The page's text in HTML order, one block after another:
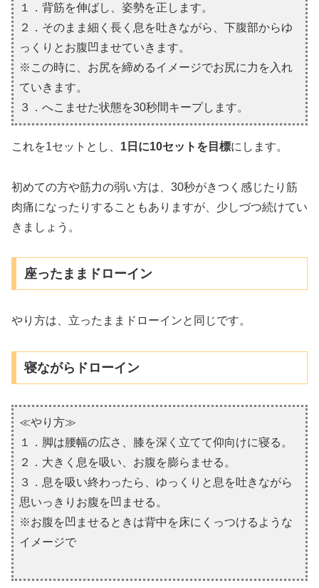
１．背筋を伸ばし、姿勢を正します。
２．そのまま細く長く息を吐きながら、下腹部からゆ
っくりとお腹凹ませていきます。
※この時に、お尻を締めるイメージでお尻に力を入れ
ていきます。
３．へこませた状態を30秒間キープします。
これを1セットとし、 1日に10セットを目標にします。
初めての方や筋力の弱い方は、30秒がきつく感じたり筋
肉痛になったりすることもありますが、少しづつ続けてい
きましょう。
座ったままドローイン
やり方は、立ったままドローインと同じです。
寝ながらドローイン
≪やり方≫
１．脚は腰幅の広さ、膝を深く立てて仰向けに寝る。
２．大きく息を吸い、お腹を膨らませる。
３．息を吸い終わったら、ゆっくりと息を吐きながら
思いっきりお腹を凹ませる。
※お腹を凹ませるときは背中を床にくっつけるような
イメージで